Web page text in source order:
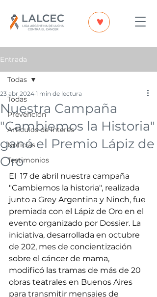
Entrada
Todas
Prevención
Artículos de Interés
Noticias
Testimonios
Todas
Nuestra Campaña
"Cambiemos la Historia"
ganó el Premio Lápiz de
Oro
23 abr 2024 1 min de lectura
El  17 de abril nuestra campaña
"Cambiemos la historia", realizada
junto a Grey Argentina y Ninch, fue
premiada con el Lápiz de Oro en el
evento organizado por Dossier. La
iniciativa, desarrollada en octubre
de 202, mes de concientización
sobre el cáncer de mama,
modificó las tramas de más de 20
obras teatrales en Buenos Aires
para transmitir mensajes de